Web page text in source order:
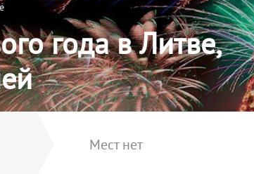
года в Литве,
Мест нет